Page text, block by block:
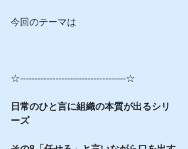
今回のテーマは
☆------------------------------------☆
日常のひと言に組織の本質が出るシリ
ーズ